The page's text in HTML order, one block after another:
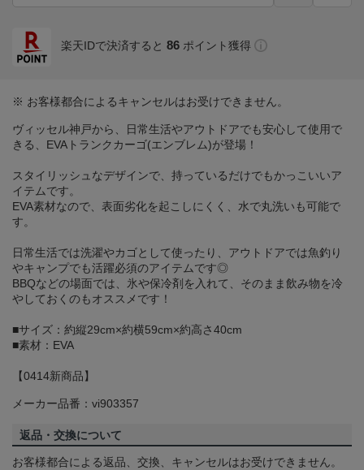
楽天IDで決済すると 86 ポイント獲得
※ お客様都合によるキャンセルはお受けできません。
ヴィッセル神戸から、日常生活やアウトドアでも安心して使用で
きる、EVAトランクカーゴ(エンブレム)が登場！
スタイリッシュなデザインで、持っているだけでもかっこいいア
イテムです。
EVA素材なので、表面劣化を起こしにくく、水で丸洗いも可能で
す。
日常生活では洗濯やカゴとして使ったり、アウトドアでは魚釣り
やキャンプでも活躍必須のアイテムです◎
BBQなどの場面では、氷や保冷剤を入れて、そのまま飲み物を冷
やしておくのもオススメです！
■サイズ：約縦29cm×約横59cm×約高さ40cm
■素材：EVA
【0414新商品】
メーカー品番：vi903357
返品・交換について
お客様都合による返品、交換、キャンセルはお受けできません。